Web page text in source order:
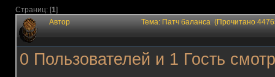
Страниц: [1]
Автор Тема: Патч баланса (Прочитано
0 Пользователей и 1 Гость